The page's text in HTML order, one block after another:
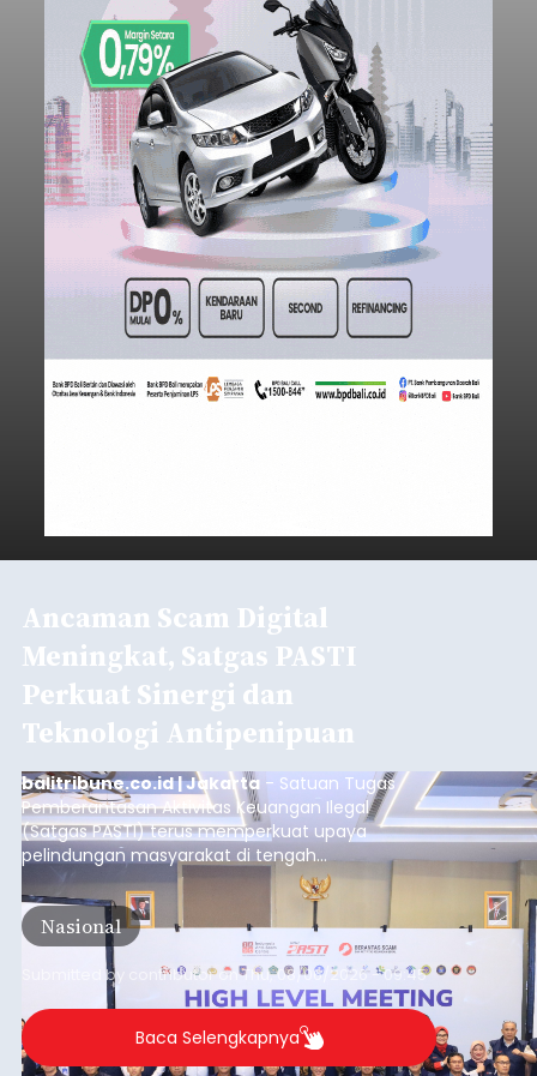
Ancaman Scam Digital
Meningkat, Satgas PASTI
Perkuat Sinergi dan
Teknologi Antipenipuan
balitribune.co.id | Jakarta - Satuan Tugas
Pemberantasan Aktivitas Keuangan Ilegal
(Satgas PASTI) terus memperkuat upaya
pelindungan masyarakat di tengah
meningkatnya ancaman penipuan digital yang
semakin kompleks.
Nasional
Submitted by contributoronThu, 08/06/2026 - 09:45
Baca Selengkapnya